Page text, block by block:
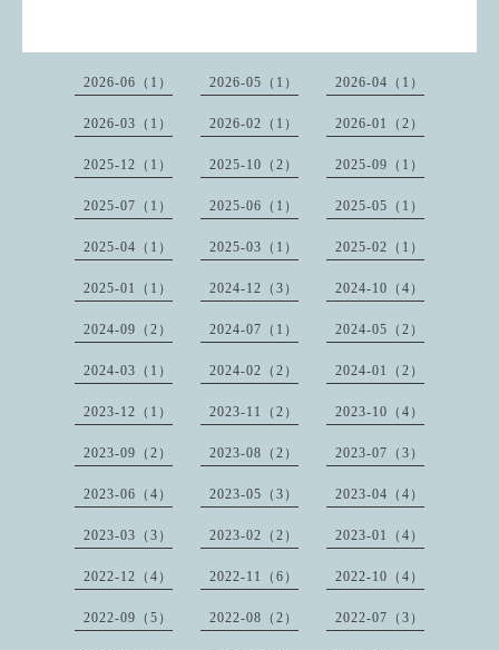
2026-06（1） 2026-05（1） 2026-04（1）
2026-03（1） 2026-02（1） 2026-01（2）
2025-12（1） 2025-10（2） 2025-09（1）
2025-07（1） 2025-06（1） 2025-05（1）
2025-04（1） 2025-03（1） 2025-02（1）
2025-01（1） 2024-12（3） 2024-10（4）
2024-09（2） 2024-07（1） 2024-05（2）
2024-03（1） 2024-02（2） 2024-01（2）
2023-12（1） 2023-11（2） 2023-10（4）
2023-09（2） 2023-08（2） 2023-07（3）
2023-06（4） 2023-05（3） 2023-04（4）
2023-03（3） 2023-02（2） 2023-01（4）
2022-12（4） 2022-11（6） 2022-10（4）
2022-09（5） 2022-08（2） 2022-07（3）